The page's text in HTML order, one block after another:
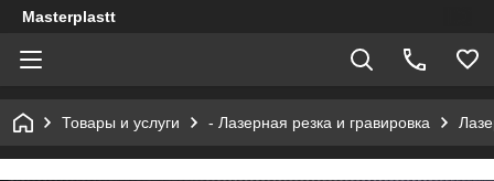
Masterplastt
Товары и услуги - Лазерная резка и гравировка